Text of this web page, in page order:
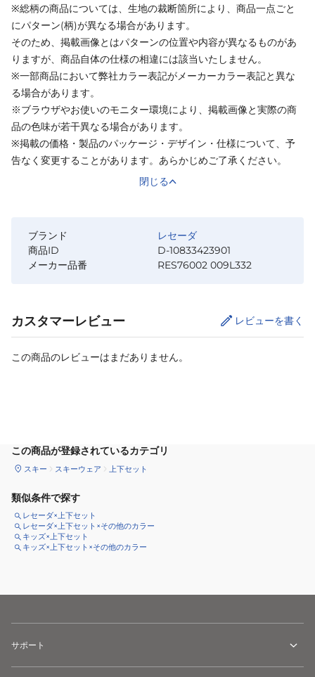
※総柄の商品については、生地の裁断箇所により、商品一点ごと
にパターン(柄)が異なる場合があります。
そのため、掲載画像とはパターンの位置や内容が異なるものがあ
りますが、商品自体の仕様の相違には該当いたしません。
※一部商品において弊社カラー表記がメーカーカラー表記と異な
る場合があります。
※ブラウザやお使いのモニター環境により、掲載画像と実際の商
品の色味が若干異なる場合があります。
※掲載の価格・製品のパッケージ・デザイン・仕様について、予
告なく変更することがあります。あらかじめご了承ください。
閉じる
ブランド
レセーダ
商品ID
D-10833423901
メーカー品番
RES76002 009L332
カスタマーレビュー レビューを書く
この商品のレビューはまだありません。
この商品が登録されているカテゴリ
スキー スキーウェア 上下セット
類似条件で探す
レセーダ×上下セット
レセーダ×上下セット×その他のカラー
キッズ×上下セット
キッズ×上下セット×その他のカラー
サポート